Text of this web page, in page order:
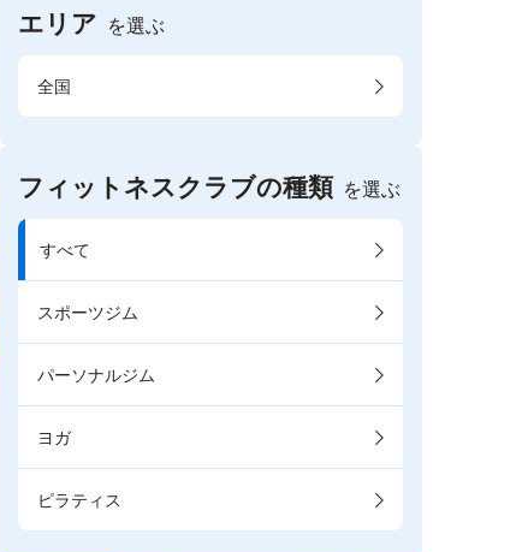
エリア を選ぶ
全国
フィットネスクラブの種類 を選ぶ
すべて
スポーツジム
パーソナルジム
ヨガ
ピラティス